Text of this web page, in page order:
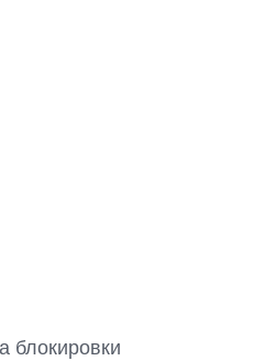
блокировки